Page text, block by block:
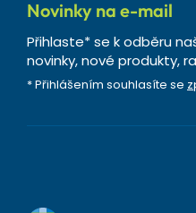
Novinky na e-mail
Přihlaste* se k odběru
novinky, nové produkty,
* Přihlášením souhlasíte se